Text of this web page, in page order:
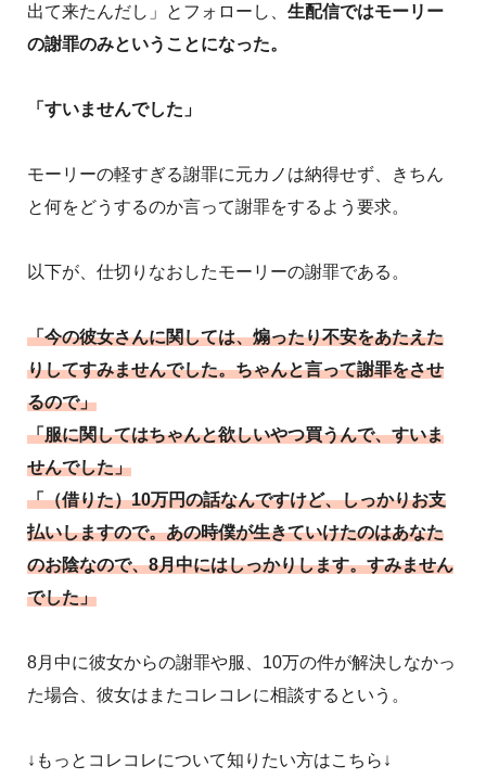
出て来たんだし」とフォローし、 生配信ではモーリー
の謝罪のみということになった。
「すいませんでした」
モーリーの軽すぎる謝罪に元カノは納得せず、きちん
と何をどうするのか言って謝罪をするよう要求。
以下が、仕切りなおしたモーリーの謝罪である。
「今の彼女さんに関しては、煽ったり不安をあたえた
りしてすみませんでした。ちゃんと言って謝罪をさせ
るので」
「服に関してはちゃんと欲しいやつ買うんで、すいま
せんでした」
「（借りた）10万円の話なんですけど、しっかりお支
払いしますので。あの時僕が生きていけたのはあなた
のお陰なので、8月中にはしっかりします。すみません
でした」
8月中に彼女からの謝罪や服、10万の件が解決しなかっ
た場合、彼女はまたコレコレに相談するという。
↓もっとコレコレについて知りたい方はこちら↓